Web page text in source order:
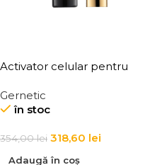
Activator celular pentru
tenului Endo Special +
Gernetic
în stoc
354,00lei 318,60 lei
Adaugă în coș